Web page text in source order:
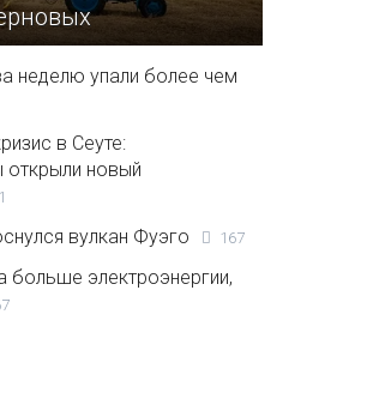
неделю упали более чем
в Сеуте:
открыли новый
вулкан Фуэго 167
больше электроэнергии,